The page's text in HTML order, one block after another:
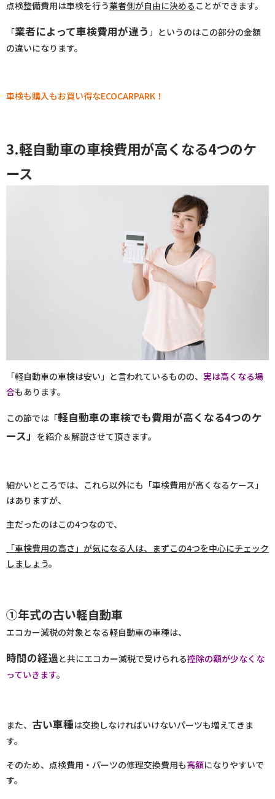
点検整備費用は車検を行う業者側が自由に決める ことができます。
「業者によって車検費用が違う 」というのはこの部分の金額
の違いになります。
車検も購入もお買い得なECOCARPARK！
3.軽自動車の車検費用が高くなる4つのケ
ース
「軽自動車の車検は安い」と言われているものの、 実は高くなる場
合もあります。
この節では「軽自動車の車検でも費用が高くなる4つのケ
ース」 を紹介＆解説させて頂きます。
細かいところでは、これら以外にも「車検費用が高くなるケース」
はありますが、
主だったのはこの4つなので、
「車検費用の高さ」が気になる人は、まずこの4つを中心にチェック
しましょう。
①年式の古い軽自動車
エコカー減税の対象となる軽自動車の車種は、
時間の経過と共にエコカー減税で受けられる控除の額が少なくな
っていきます。
また、 古い車種は交換しなければいけないパーツも増えてきま
す。
そのため、点検費用・パーツの修理交換費用も高額になりやすいで
す。